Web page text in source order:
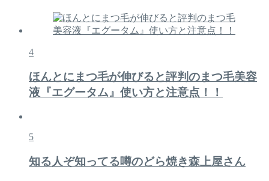
4
ほんとにまつ毛が伸びると評判のまつ毛美容
液『エグータム』使い方と注意点！！
5
知る人ぞ知ってる噂のどら焼き森上屋さん